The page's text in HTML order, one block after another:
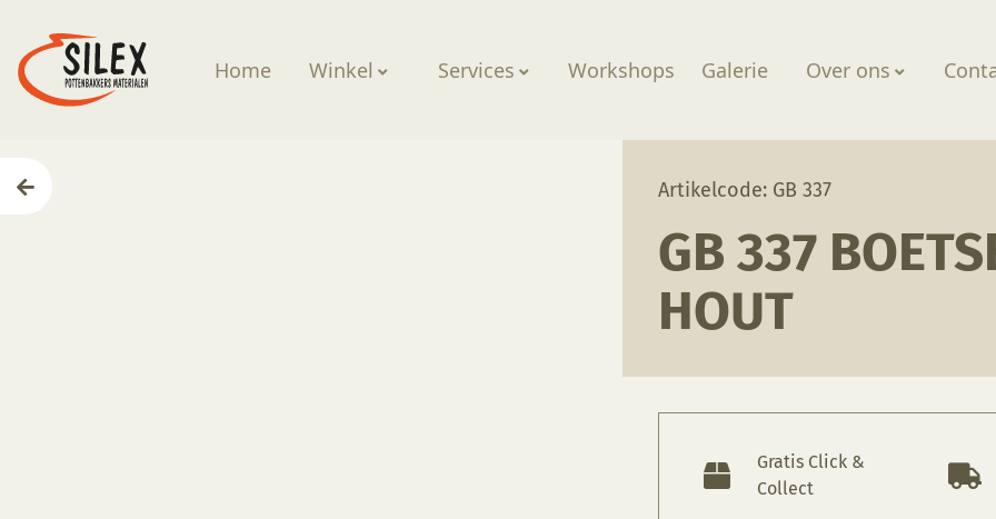
Home Winkel Services Workshops Galerie Over ons
Artikelcode: GB 337
GB 337
HOUT
Gratis Click &
Collect